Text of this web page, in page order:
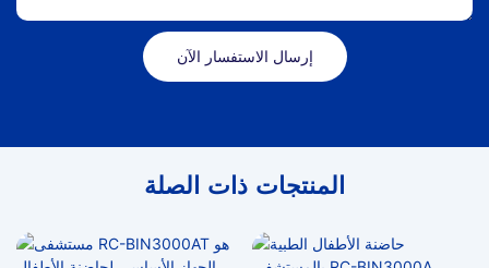
إرسال الاستفسار الآن
المنتجات ذات الصلة